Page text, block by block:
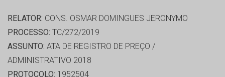
RELATOR: CONS. OSMAR DOMINGUES JERONYMO
PROCESSO: TC/272/2019
ASSUNTO: ATA DE REGISTRO DE PREÇO /
ADMINISTRATIVO 2018
PROTOCOLO: 1952504